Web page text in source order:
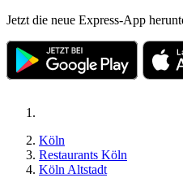
Jetzt die neue Express-App
Köln
Restaurants Köln
Köln Altstadt